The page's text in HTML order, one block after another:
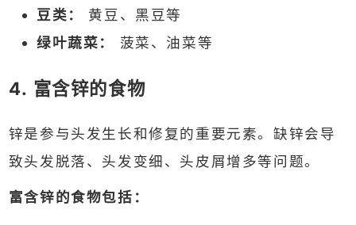
豆类：
黄豆、黑豆等
绿叶蔬菜：
菠菜、油菜等
4. 富含锌的食物
锌是参与头发生长和修复的重要元素。缺锌会导
致头发脱落、头发变细、头皮屑增多等问题。
富含锌的食物包括：